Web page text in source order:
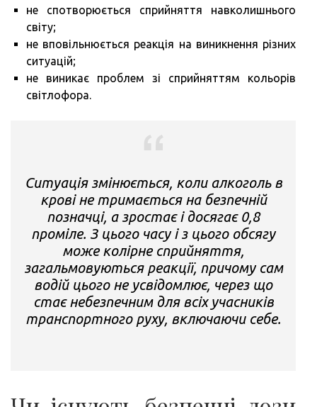
не спотворюється сприйняття навколишнього
світу;
не вповільнюється реакція на виникнення різних
ситуацій;
не виникає проблем зі сприйняттям кольорів
світлофора.
Ситуація змінюється, коли алкоголь в
крові не тримається на безпечній
позначці, а зростає і досягає 0,8
проміле. З цього часу і з цього обсягу
може колірне сприйняття,
загальмовуються реакції, причому сам
водій цього не усвідомлює, через що
стає небезпечним для всіх учасників
транспортного руху, включаючи себе.